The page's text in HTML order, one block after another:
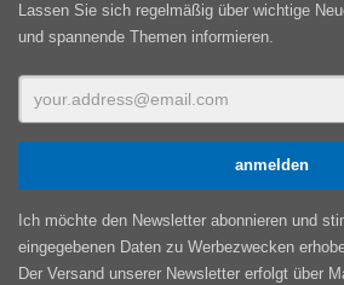
Lassen Sie sich regelmäßig über wichtige
und spannende Themen informieren.
Ich möchte den Newsletter abonnieren und
eingegebenen Daten zu Werbezwecken
Der Versand unserer Newsletter erfolgt über